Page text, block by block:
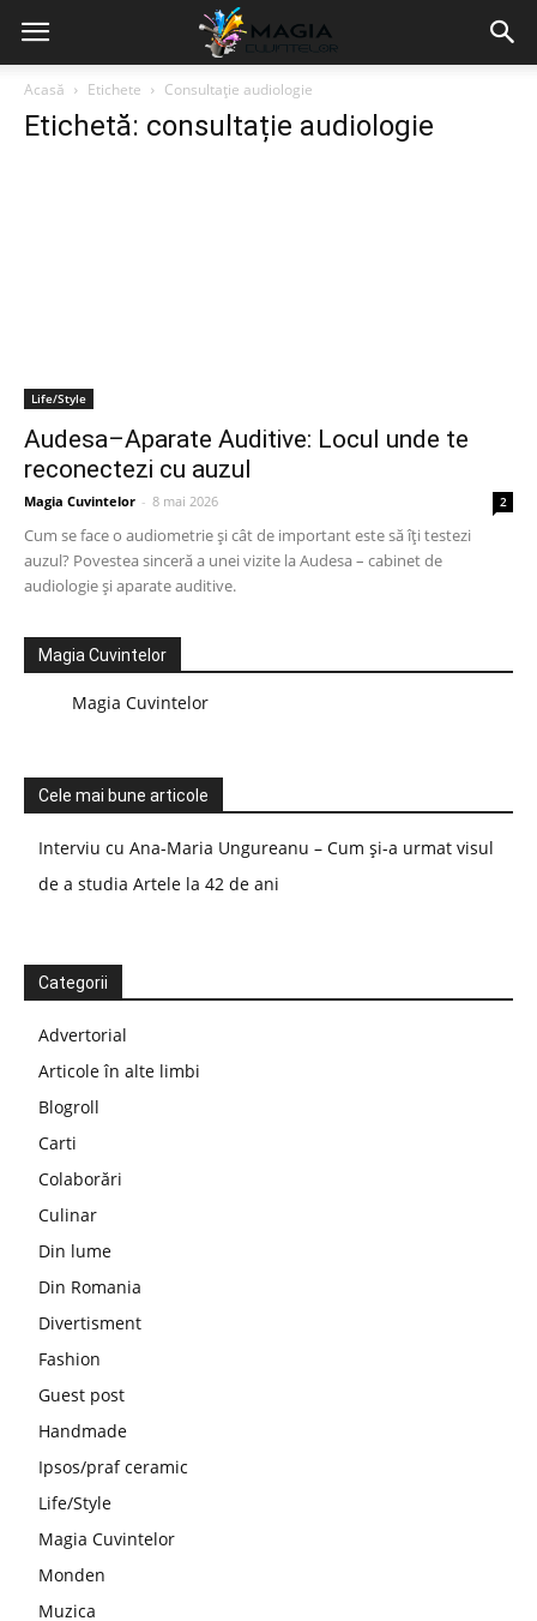
Acasă Etichete Consultație audiologie
Etichetă: consultație audiologie
Life/Style
Audesa–Aparate Auditive: Locul unde te
reconectezi cu auzul
Magia Cuvintelor - 8 mai 2026 2
Cum se face o audiometrie și cât de important este să îți testezi
auzul? Povestea sinceră a unei vizite la Audesa – cabinet de
audiologie și aparate auditive.
Magia Cuvintelor
Magia Cuvintelor
Cele mai bune articole
Interviu cu Ana-Maria Ungureanu – Cum și-a urmat visul
de a studia Artele la 42 de ani
Categorii
Advertorial
Articole în alte limbi
Blogroll
Carti
Colaborări
Culinar
Din lume
Din Romania
Divertisment
Fashion
Guest post
Handmade
Ipsos/praf ceramic
Life/Style
Magia Cuvintelor
Monden
Muzica